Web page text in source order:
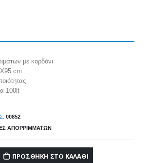
με κορδόνι
cm
100lt
00852
ΑΠΟΡΡΙΜΜΆΤΩΝ
ΠΡΟΣΘΉΚΗ ΣΤΟ ΚΑΛΆΘΙ